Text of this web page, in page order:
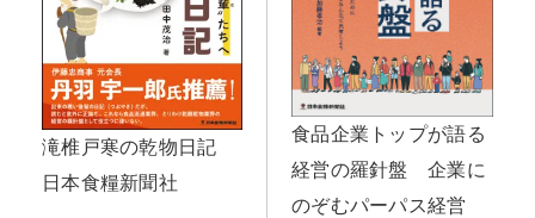
滝椎戸寒の乾物日記
日本食糧新聞社
食品企業トップが語る
経営の羅針盤 企業に
のぞむパーパス経営